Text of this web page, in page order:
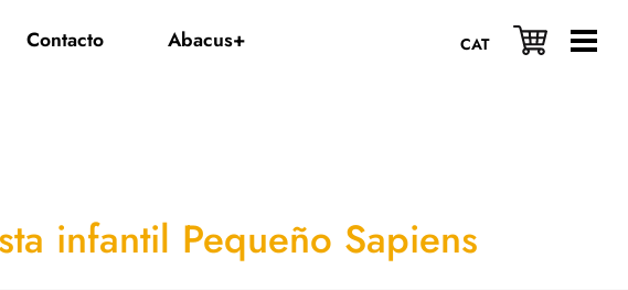
Contacto Abacus+ CAT
infantil Pequeño Sapiens